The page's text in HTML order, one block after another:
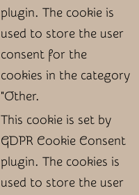
plugin. The cookie is
used to store the user
consent for the
cookies in the category
"Other.
This cookie is set by
GDPR Cookie Consent
plugin. The cookies is
used to store the user